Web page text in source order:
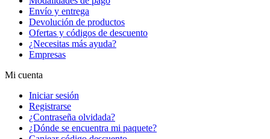
Envío y entrega
Devolución de productos
Ofertas y códigos de descuento
¿Necesitas más ayuda?
Empresas
Mi cuenta
Iniciar sesión
Registrarse
¿Contraseña olvidada?
¿Dónde se encuentra mi paquete?